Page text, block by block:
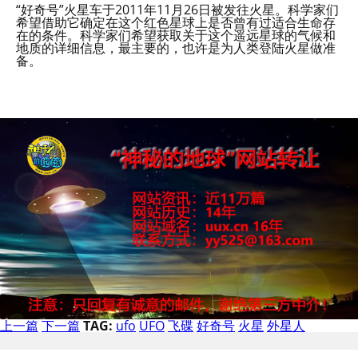
“好奇号”火星车于2011年11月26日被发往火星。科学家们
希望借助它确定在这个红色星球上是否曾有过适合生命存
在的条件。科学家们希望获取关于这个遥远星球的气候和
地质的详细信息，最主要的，也许是为人类登陆火星做准
备。
上一篇 下一篇 TAG: ufo UFO飞碟 好奇号 火星 外星人